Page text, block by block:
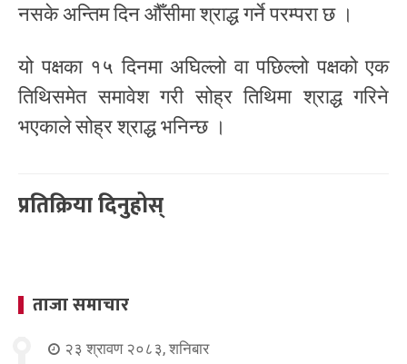
नसके अन्तिम दिन ‍‍औँसीमा श्राद्ध गर्ने परम्परा छ ।
यो पक्षका १५ दिनमा अघिल्लो वा पछिल्लो पक्षको एक
तिथिसमेत समावेश गरी सोह्र तिथिमा श्राद्ध गरिने
भएकाले सोह्र श्राद्ध भनिन्छ ।
प्रतिक्रिया दिनुहोस्
ताजा समाचार
२३ श्रावण २०८३, शनिबार